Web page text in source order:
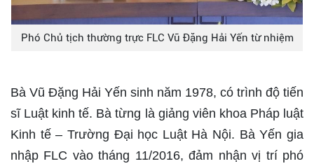
Phó Chủ tịch thường trực FLC Vũ Đặng Hải Yến từ nhiệm
Bà Vũ Đặng Hải Yến sinh năm 1978, có trình độ tiến
sĩ Luật kinh tế. Bà từng là giảng viên khoa Pháp luật
Kinh tế – Trường Đại học Luật Hà Nội. Bà Yến gia
nhập FLC vào tháng 11/2016, đảm nhận vị trí phó